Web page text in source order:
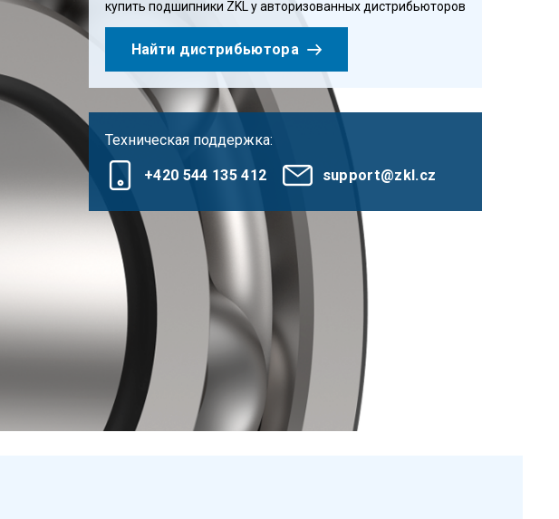
купить подшипники ZKL у авторизованных дистрибьюторов
Найти дистрибьютора
Техническая поддержка:
+420 544 135 412 support@zkl.cz